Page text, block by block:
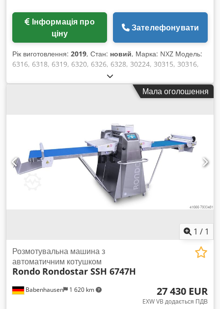
ціну
Зателефонувати
Рік виготовлення: 2019, Стан: новий, Марка: NXZ Модель:
6316, 6318, 6319, 6320, 6326, 6328, 30224, 30315, 30316,
30324, 30328, 30330, 32221, 32315, 32316, 32317 Рік
випуску: Не використовувалися Вага (кг), приблизно: 11360
Вироблено в: Китай Коментарі: Упаковано індивідуально
Мала оголошення
1 / 1
Babenhausen 1 620 km
Розмотувальна машина з
автоматичним котушком
Rondo Rondostar SSH 6747H
27 430 EUR
EXW VB додається ПДВ